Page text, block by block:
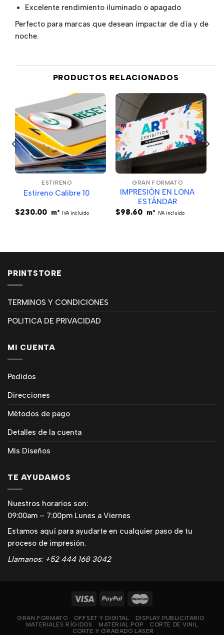
Excelente rendimiento iluminado o apagado
Perfecto para marcas que desean impactar de día y de
noche.
PRODUCTOS RELACIONADOS
ESTIRENO
Estireno Calibre 10
$230.00 m² IVA incluido
GRAN FORMATO
IMPRESIÓN EN LONA
ESTÁNDAR
$98.60 m² IVA incluido
PRINTSTORE
TERMINOS Y CONDICIONES
POLITICA DE PRIVACIDAD
MI CUENTA
Pedidos
Direcciones
Métodos de pago
Detalles de la cuenta
Mis Diseños
TE AYUDAMOS
Nuestros horarios son:
09:00am – 7:00pm Lunes a Viernes
Estamos aquí para ayudarte en cualquier paso de tu
proceso de impresión.
Llamanos: +52 444 168 3042
GRAN FORMATO OFFSET Y DIGITAL
DISPLAY PUBLICITARIO
MATERIALES RÍGIDOS
MATERIAL POP
CORTE DE VINIL
CORTE Y GRABADO LASER